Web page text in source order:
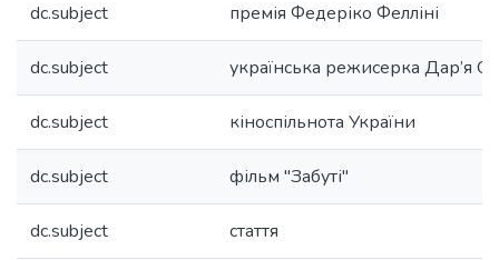
dc.subject премія Федеріко Фелліні
dc.subject українська режисерка Дар’я
dc.subject кіноспільнота України
dc.subject фільм "Забуті"
dc.subject стаття